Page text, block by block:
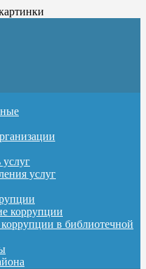
услуг
коррупции
в библиотечной